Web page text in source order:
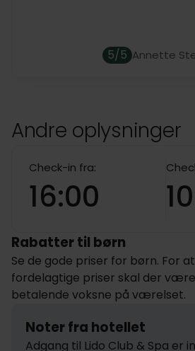
5/5 Annette
Andre oplysninger
Check-in fra:
16:00
Rabatter til børn
Se de gode priser for børn. For
fordelagtige priser skal der
betalende voksne på værelset.
Noter fra hotellet
Adgang til Lido Club & Spa er